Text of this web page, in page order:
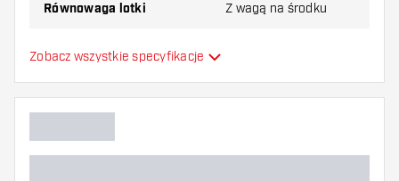
Równowaga lotki Z wagą na środku
Materiał lotki
Typ Dartowy chwyt na nos
Zobacz wszystkie specyfikacje